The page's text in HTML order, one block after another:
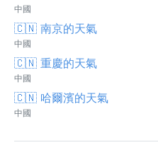
中國
🇨🇳 南京的天氣
中國
🇨🇳 重慶的天氣
中國
🇨🇳 哈爾濱的天氣
中國